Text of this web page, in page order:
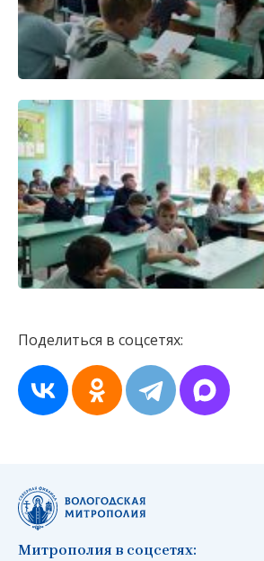
Поделиться в соцсетях:
Митрополия в соцсетях: